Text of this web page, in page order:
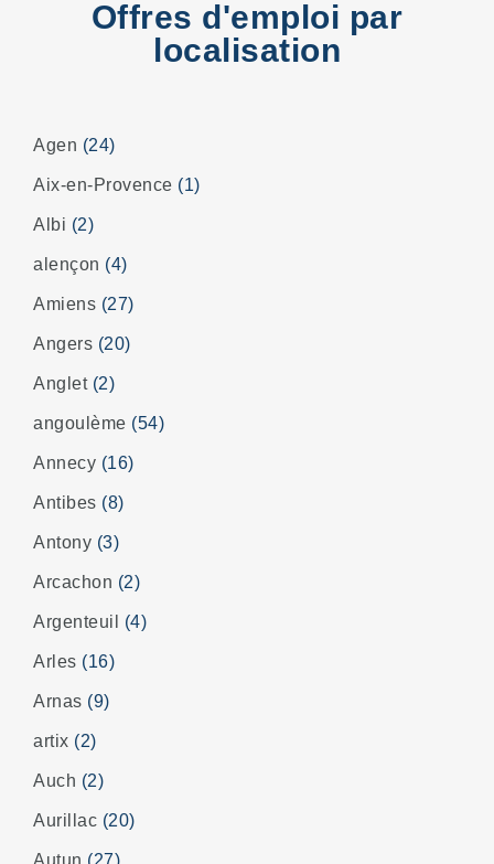
Offres d'emploi par
localisation
Agen (24)
Aix-en-Provence (1)
Albi (2)
alençon (4)
Amiens (27)
Angers (20)
Anglet (2)
angoulème (54)
Annecy (16)
Antibes (8)
Antony (3)
Arcachon (2)
Argenteuil (4)
Arles (16)
Arnas (9)
artix (2)
Auch (2)
Aurillac (20)
Autun (27)